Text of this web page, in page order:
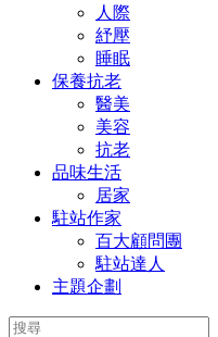
人際
紓壓
睡眠
保養抗老
醫美
美容
抗老
品味生活
居家
駐站作家
百大顧問團
駐站達人
主題企劃